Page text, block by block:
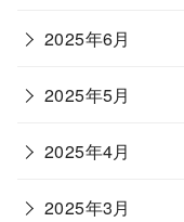
2025年6月
2025年5月
2025年4月
2025年3月